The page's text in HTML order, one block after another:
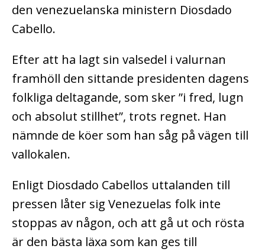
den venezuelanska ministern Diosdado
Cabello.
Efter att ha lagt sin valsedel i valurnan
framhöll den sittande presidenten dagens
folkliga deltagande, som sker ”i fred, lugn
och absolut stillhet”, trots regnet. Han
nämnde de köer som han såg på vägen till
vallokalen.
Enligt Diosdado Cabellos uttalanden till
pressen låter sig Venezuelas folk inte
stoppas av någon, och att gå ut och rösta
är den bästa läxa som kan ges till